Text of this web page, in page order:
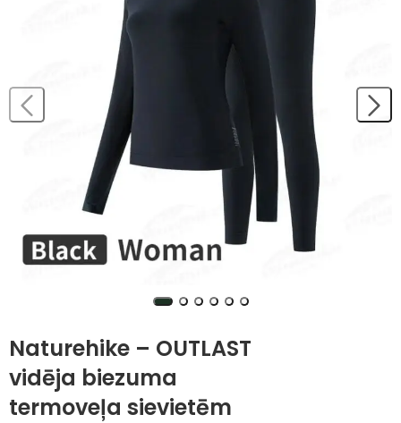
Naturehike – OUTLAST
vidēja biezuma
termoveļa sievietēm